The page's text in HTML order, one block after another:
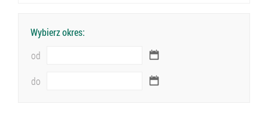
Wybierz okres:
od
do